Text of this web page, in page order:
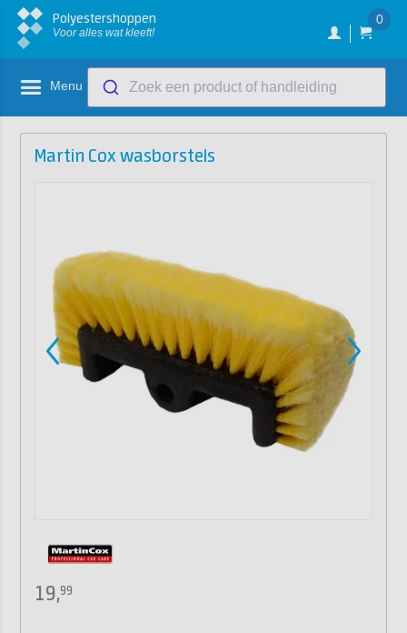
Polyestershoppen
Voor alles wat kleeft!
0
Menu Zoek een product of handleiding
Martin Cox wasborstels
19,99